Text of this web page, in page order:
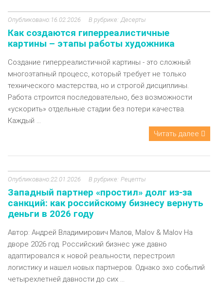
16.02.2026 Десерты
Как создаются гиперреалистичные
картины – этапы работы художника
Создание гиперреалистичной картины - это сложный
многоэтапный процесс, который требует не только
технического мастерства, но и строгой дисциплины.
Работа строится последовательно, без возможности
«ускорить» отдельные стадии без потери качества.
Каждый ...
Читать далее
22.01.2026 Рецепты
Западный партнер «простил» долг из-за
санкций: как российскому бизнесу вернуть
деньги в 2026 году
Автор: Андрей Владимирович Малов, Malov & Malov На
дворе 2026 год. Российский бизнес уже давно
адаптировался к новой реальности, перестроил
логистику и нашел новых партнеров. Однако эхо событий
четырехлетней давности до сих ...